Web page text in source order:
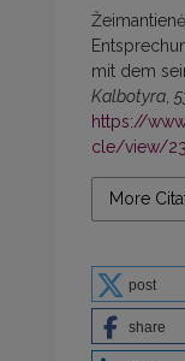
mit dem
Kalbotyra
https://
cle/view/
More
post
share